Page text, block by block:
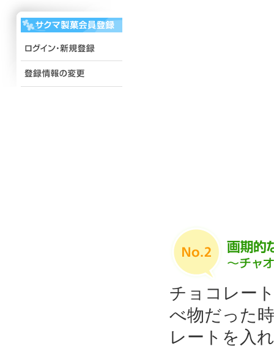
チョコレー
べ物だった
レートを入